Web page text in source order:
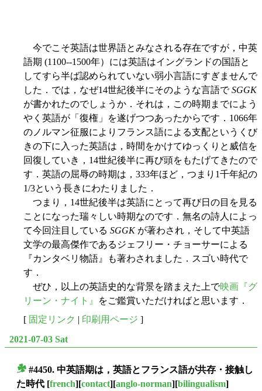
今でこそ英語は世界語とみなされる存在ですが，中英
語期 (1100--1500年）には英語はイングランドの国語と
してすら半ば認められていない弱小言語にすぎませんで
した．では，なぜ14世紀後半にそのような言語でSGGK
が書かれたのでしょうか．それは，この時期までによう
やく英語が「復権」を遂げつつあったからです．1066年
のノルマン征服によりフランス語による支配というくび
きの下に入った英語は，時間をかけてゆっくりと威信を
回復していき，14世紀後半に再び頭をもたげてきたので
す．英語の屈辱の時期は，333年ほど，つまり1千年紀の
1/3という長きにわたりました．
つまり，14世紀後半は英語にとって再び日の目を見る
ことになった瑞々しい時期なのです．無名の詩人によっ
て今回注目している SGGKが著わされ，そして中英語
文学の最高傑作であるジェフリー・チョーサーによる
『カンタベリ物語』も著わされました．スゴい時代で
す．
ぜひ，以上の英語史的な背景を踏まえた上で映画『グ
リーン・ナイト』
をご鑑賞いただければと思います．
[ 固定リンク | 印刷用ページ ]
2021-07-03 Sat
#4450. 中英語期は，英語とフランス語が共存・接触し
た時代 [french][contact][anglo-norman][bilingualism]